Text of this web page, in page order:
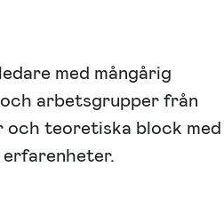
med mångårig
arbetsgrupper från
och teoretiska block med